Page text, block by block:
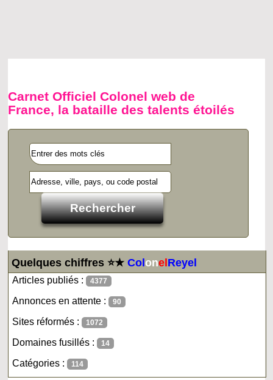
Carnet Officiel Colonel web de
France, la bataille des talents étoilés
Quelques chiffres ⭐★ColonelReyel
Articles publiés : 4377
Annonces en attente : 90
Sites réformés : 1072
Domaines fusillés : 14
Catégories : 114